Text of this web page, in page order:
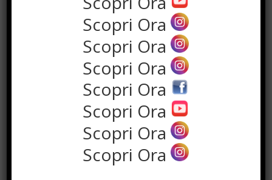
POPOLARI
Alcuni trucchi per avere un blog di
Scopri Ora
Scopri Ora
Scopri Ora
Scopri Ora
Scopri Ora
Scopri Ora
Scopri Ora